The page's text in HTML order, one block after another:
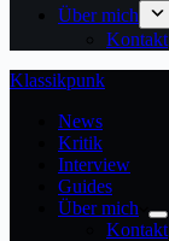
Über mich
Kontakt
Klassikpunk
News
Kritik
Interview
Guides
Über mich
Kontakt